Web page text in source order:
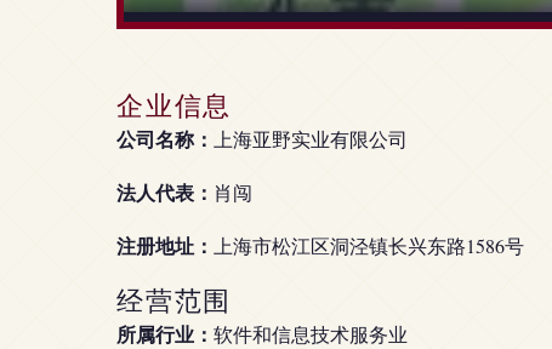
企业信息
公司名称： 上海亚野实业有限公司
法人代表： 肖闯
注册地址： 上海市松江区洞泾镇长兴东路1586号
经营范围
所属行业： 软件和信息技术服务业